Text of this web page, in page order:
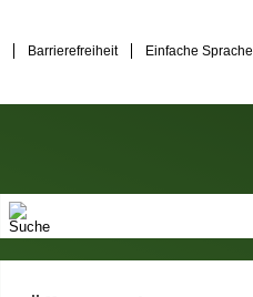
Barrierefreiheit Einfache Sprache